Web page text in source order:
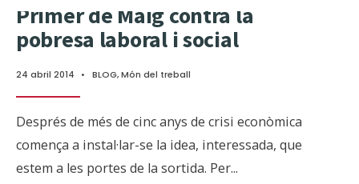
Primer de Maig contra la
pobresa laboral i social
24 abril 2014 • BLOG,Món del treball
Després de més de cinc anys de crisi econòmica
comença a instal·lar-se la idea, interessada, que
estem a les portes de la sortida. Per...